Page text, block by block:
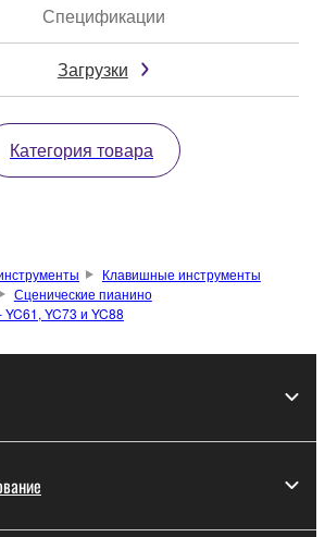
Спецификации
Загрузки
Категория товара
Клавишные инструменты
Сценические пианино
YC73 и YC88